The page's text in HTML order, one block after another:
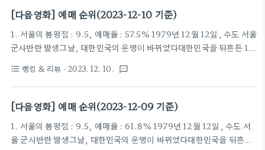
선 수도경비사령관 이태신을 비롯한진압군 사이, 일촉즉발의 9시간이
서 가장 치열한 전쟁이 펼쳐진다! 2. 3일의 휴가개봉일 : 23.12.06 “따
님은 어머님을 보거나 목소리를 들을 수 없고요.그냥 따님의 행복한 기
억만 담고 오시면 됩니다."죽은 지 3년째 되는 날, ‘복자’(김해숙)는..
[다음영화] 예매 순위(2023-12-10 기준)
1. 서울의 봄평점 : 9.5, 예매율 : 57.5% 1979년 12월 12일, 수도 서울
군사반란 발생그날, 대한민국의 운명이 바뀌었다대한민국을 뒤흔든 10
사령관 전두광이 반란을 일으키고군 내 사조직을 총동원하여 최전선의
전방부대까지 서울로 불러들인다.권력에 눈이 먼 전두광의 반란군과 이
에 맞선 수도경비사령관 이태신을 비롯한진압군 사이, 일촉즉발의 9시
도에서 가장 치열한 전쟁이 펼쳐진다! 2. 노량: 죽음의 바다평점 : 9.1,
예매율 : 10.4% 임진왜란 발발로부터 7년이 지난 1598년 12월.이순신
format_list_bulleted 랭킹 & 리뷰 · 2023. 12. 10. textsms
[다음영화] 예매 순위(2023-12-09 기준)
1. 서울의 봄평점 : 9.5, 예매율 : 61.8% 1979년 12월 12일, 수도 서
울 군사반란 발생그날, 대한민국의 운명이 바뀌었다대한민국을 뒤흔든